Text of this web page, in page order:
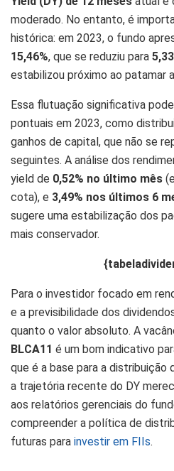
moderado. No entanto, é
histórica: em 2023, o fundo
15,46%, que se reduziu para
estabilizou próximo ao patamar
Essa flutuação significativa
pontuais em 2023, como
ganhos de capital, que não se
seguintes. A análise dos
yield de 0,52% no último mês
cota), e 3,49% nos últimos 6
sugere uma estabilização dos
mais conservador.
Para o investidor focado em
e a previsibilidade dos
quanto o valor absoluto. A
BLCA11 é um bom indicativo
que é a base para a
a trajetória recente do DY
aos relatórios gerenciais do
compreender a política de
futuras para investir em FIIs.